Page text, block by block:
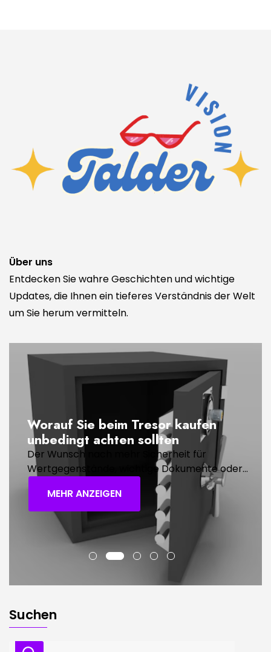
Über uns
Entdecken Sie wahre Geschichten und wichtige
Updates, die Ihnen ein tieferes Verständnis der Welt
um Sie herum vermitteln.
Worauf Sie beim Tresor kaufen
unbedingt achten sollten
Der Wunsch nach mehr Sicherheit für
Wertgegenstände, wichtige Dokumente oder...
MEHR ANZEIGEN
Suchen